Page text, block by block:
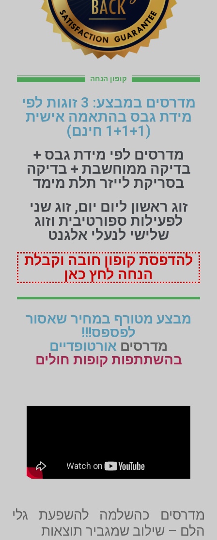
קופון הנחה
מדרסים במבצע: 3 זוגות לפי
מידת גבס בהתאמה אישית
(1+1+1 חינם)
מדרסים לפי מידת גבס +
בדיקה ממוחשבת + בדיקה
בסריקת לייזר תלת מימד
זוג ראשון ליום יום, זוג שני
לפעילות ספורטיבית וזוג
שלישי לנעלי אלגנט
להדפסת קופון חובה וקבלת
הנחה לחץ כאן
מבצע מטורף במחיר שאסור
לפספס!!!
מדרסים אורטופדיים
בהשתתפות קופות חולים
מדרסים כהשלמה להשפעת גלי
הלם – שילוב שמגביר תוצאות